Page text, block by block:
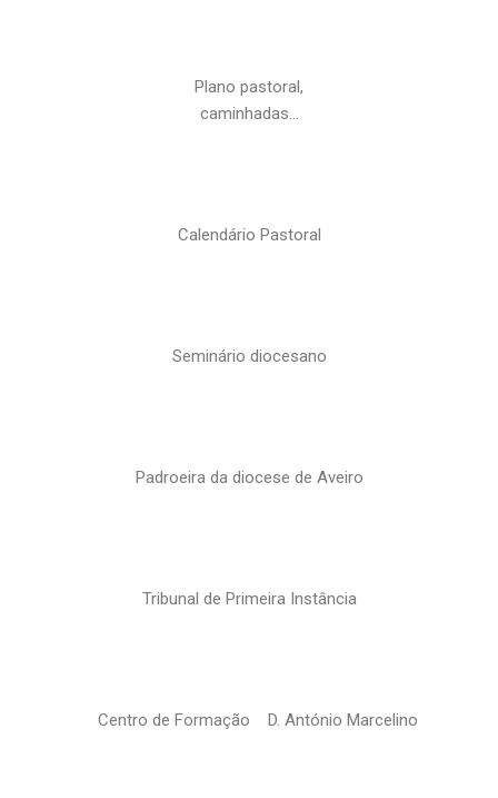
Plano pastoral,
caminhadas…
Calendário Pastoral
Seminário diocesano
Padroeira da diocese de Aveiro
Tribunal de Primeira Instância
Centro de Formação D. António Marcelino